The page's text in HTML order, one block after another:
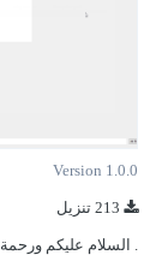
Version 1.0.0
. السلام عليكم